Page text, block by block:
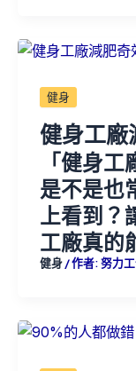
健身
健身工廠
「健身
是不是也
上看到？
工廠真的
健身/ 作者:努力